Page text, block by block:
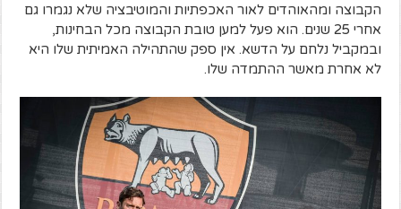
הקבוצה ומהאוהדים לאור האכפתיות והמוטיבציה שלא נגמרו גם
אחרי 25 שנים. הוא פעל למען טובת הקבוצה מכל הבחינות,
ובמקביל נלחם על הדשא. אין ספק שהתהילה האמיתית שלו היא
לא אחרת מאשר ההתמדה שלו.